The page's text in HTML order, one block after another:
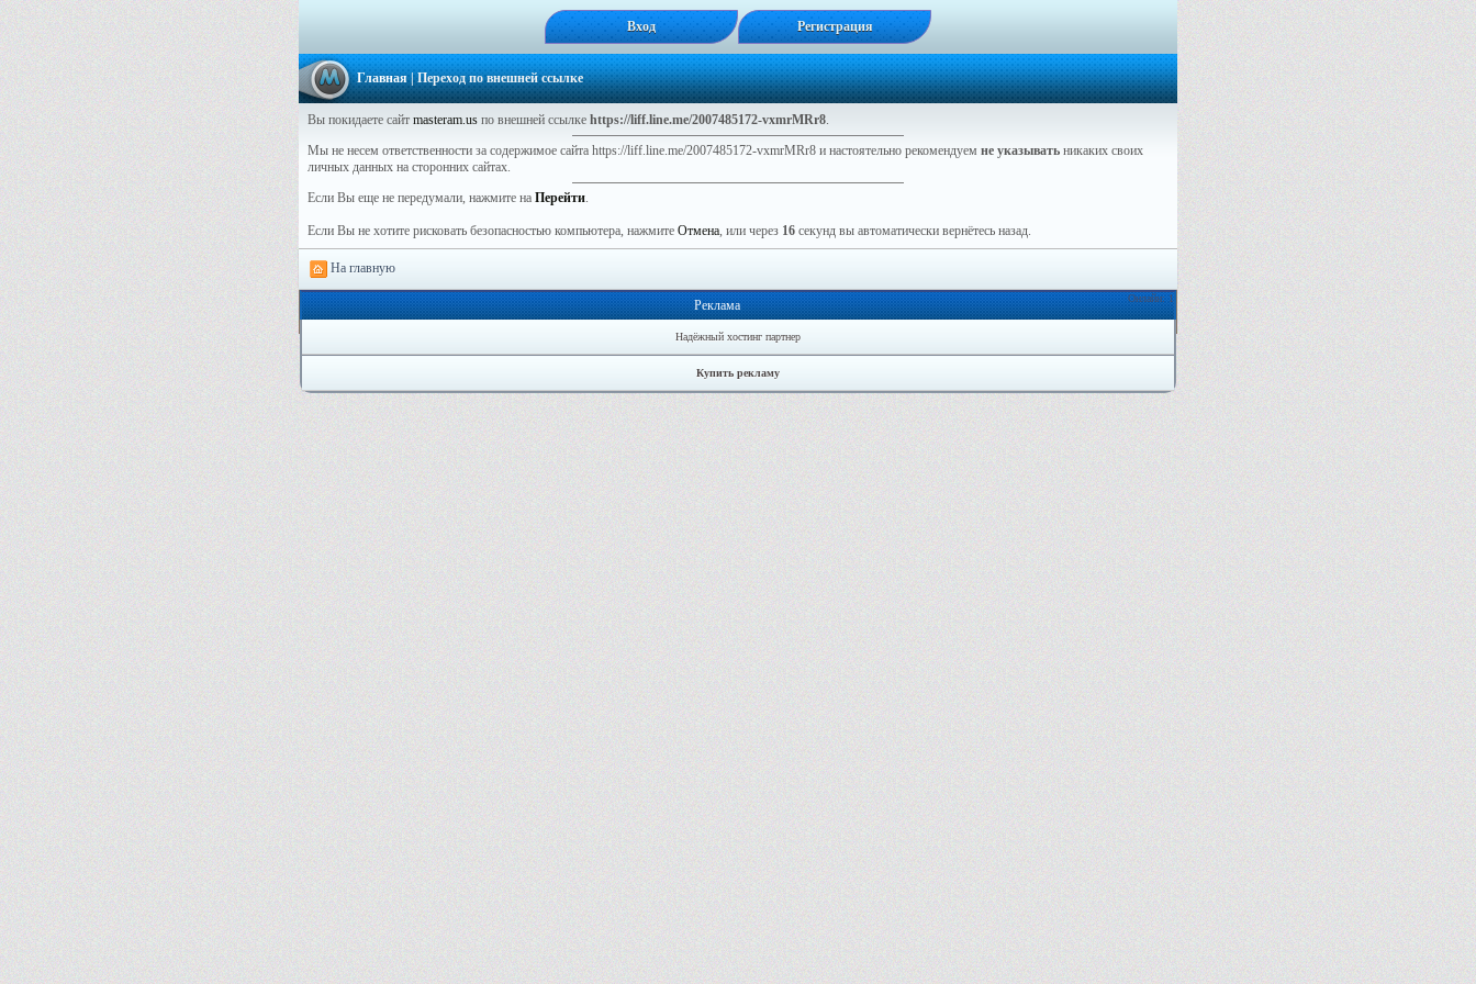
Вход Регистрация
Главная| Переход по внешней ссылке
Вы покидаете сайт masteram.us по внешней ссылке https://liff.line.me/2007485172-vxmrMRr8.
Мы не несем ответственности за содержимое сайта https://liff.line.me/2007485172-vxmrMRr8 и настоятельно рекомендуем не указывать никаких своих
личных данных на сторонних сайтах.
Если Вы еще не передумали, нажмите на Перейти.
Если Вы не хотите рисковать безопасностью компьютера, нажмите Отмена, или через 16 секунд вы автоматически вернётесь назад.
На главную
Онлайн: 1
Реклама
Надёжный хостинг партнер
Купить рекламу